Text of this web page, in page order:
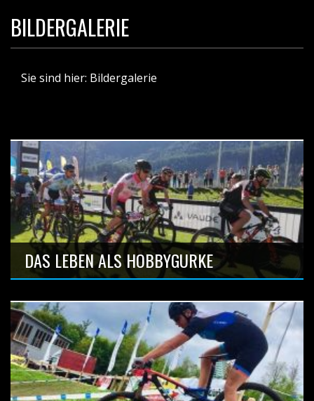
BILDERGALERIE
Sie sind hier: Bildergalerie
DAS LEBEN ALS HOBBYGURKE